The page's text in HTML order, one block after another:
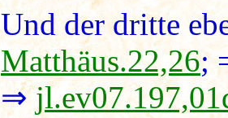
Und der dritte
Matthäus.22,26;
⇒